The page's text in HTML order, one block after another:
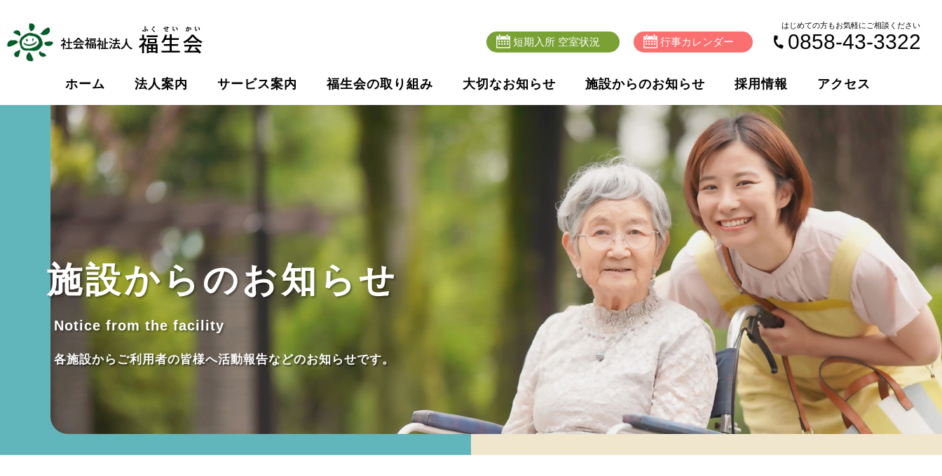
はじめての方もお気軽にご相談ください
0858-43-3322
行事カレンダー
短期入所 空室状況
ホーム 法人案内 サービス案内 福生会の取り組み 大切なお知らせ 施設からのお知らせ 採用情報 アクセス
施設からのお知らせ
Notice from the facility
各施設からご利用者の皆様へ活動報告などのお知らせです。